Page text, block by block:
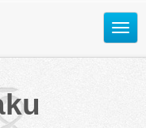
Avaa